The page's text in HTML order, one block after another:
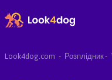
Look4dog.com Розплідник